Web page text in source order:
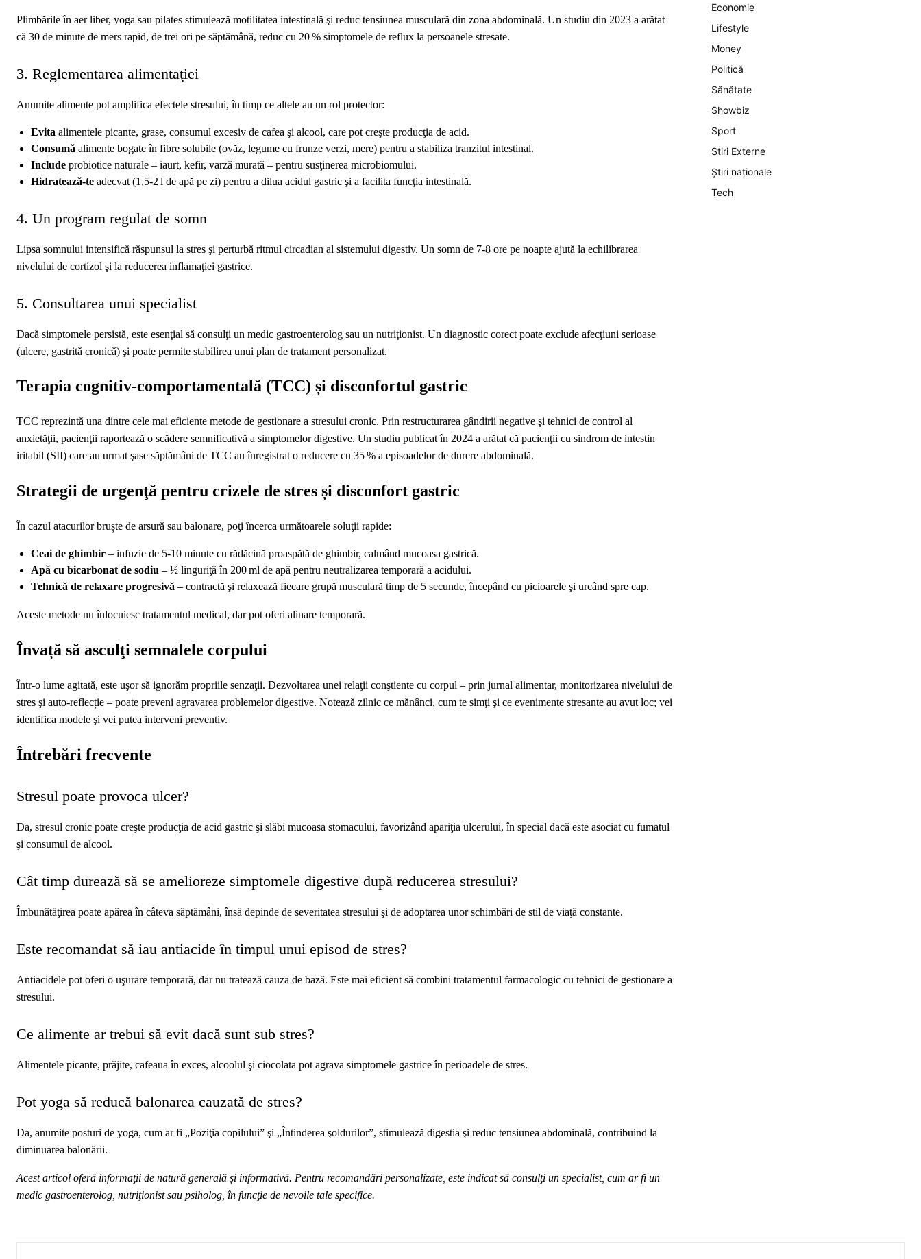
Plimbările în aer liber, yoga sau pilates stimulează motilitatea intestinală şi reduc tensiunea musculară din zona abdominală. Un studiu din 2023 a arătat
că 30 de minute de mers rapid, de trei ori pe săptămână, reduc cu 20 % simptomele de reflux la persoanele stresate.
3. Reglementarea alimentaţiei
Anumite alimente pot amplifica efectele stresului, în timp ce altele au un rol protector:
Evita alimentele picante, grase, consumul excesiv de cafea şi alcool, care pot creşte producţia de acid.
Consumă alimente bogate în fibre solubile (ovăz, legume cu frunze verzi, mere) pentru a stabiliza tranzitul intestinal.
Include probiotice naturale – iaurt, kefir, varză murată – pentru susţinerea microbiomului.
Hidratează-te adecvat (1,5‑2 l de apă pe zi) pentru a dilua acidul gastric şi a facilita funcţia intestinală.
4. Un program regulat de somn
Lipsa somnului intensifică răspunsul la stres şi perturbă ritmul circadian al sistemului digestiv. Un somn de 7‑8 ore pe noapte ajută la echilibrarea
nivelului de cortizol şi la reducerea inflamaţiei gastrice.
5. Consultarea unui specialist
Dacă simptomele persistă, este esenţial să consulţi un medic gastroenterolog sau un nutriţionist. Un diagnostic corect poate exclude afecţiuni serioase
(ulcere, gastrită cronică) şi poate permite stabilirea unui plan de tratament personalizat.
Terapia cognitiv‑comportamentală (TCC) și disconfortul gastric
TCC reprezintă una dintre cele mai eficiente metode de gestionare a stresului cronic. Prin restructurarea gândirii negative şi tehnici de control al
anxietăţii, pacienţii raportează o scădere semnificativă a simptomelor digestive. Un studiu publicat în 2024 a arătat că pacienţii cu sindrom de intestin
iritabil (SII) care au urmat şase săptămâni de TCC au înregistrat o reducere cu 35 % a episoadelor de durere abdominală.
Strategii de urgenţă pentru crizele de stres și disconfort gastric
În cazul atacurilor bruște de arsură sau balonare, poţi încerca următoarele soluţii rapide:
Ceai de ghimbir – infuzie de 5‑10 minute cu rădăcină proaspătă de ghimbir, calmând mucoasa gastrică.
Apă cu bicarbonat de sodiu – ½ linguriţă în 200 ml de apă pentru neutralizarea temporară a acidului.
Tehnică de relaxare progresivă – contractă şi relaxează fiecare grupă musculară timp de 5 secunde, începând cu picioarele şi urcând spre cap.
Aceste metode nu înlocuiesc tratamentul medical, dar pot oferi alinare temporară.
Învață să asculţi semnalele corpului
Într-o lume agitată, este uşor să ignorăm propriile senzaţii. Dezvoltarea unei relaţii conştiente cu corpul – prin jurnal alimentar, monitorizarea nivelului de
stres şi auto‑reflecție – poate preveni agravarea problemelor digestive. Notează zilnic ce mănânci, cum te simţi şi ce evenimente stresante au avut loc; vei
identifica modele şi vei putea interveni preventiv.
Întrebări frecvente
Stresul poate provoca ulcer?
Da, stresul cronic poate creşte producţia de acid gastric şi slăbi mucoasa stomacului, favorizând apariţia ulcerului, în special dacă este asociat cu fumatul
şi consumul de alcool.
Cât timp durează să se amelioreze simptomele digestive după reducerea stresului?
Îmbunătăţirea poate apărea în câteva săptămâni, însă depinde de severitatea stresului şi de adoptarea unor schimbări de stil de viaţă constante.
Este recomandat să iau antiacide în timpul unui episod de stres?
Antiacidele pot oferi o uşurare temporară, dar nu tratează cauza de bază. Este mai eficient să combini tratamentul farmacologic cu tehnici de gestionare a
stresului.
Ce alimente ar trebui să evit dacă sunt sub stres?
Alimentele picante, prăjite, cafeaua în exces, alcoolul şi ciocolata pot agrava simptomele gastrice în perioadele de stres.
Pot yoga să reducă balonarea cauzată de stres?
Da, anumite posturi de yoga, cum ar fi „Poziţia copilului” şi „Întinderea şoldurilor”, stimulează digestia şi reduc tensiunea abdominală, contribuind la
diminuarea balonării.
Acest articol oferă informaţii de natură generală și informativă. Pentru recomandări personalizate, este indicat să consulţi un specialist, cum ar fi un
medic gastroenterolog, nutriţionist sau psiholog, în funcţie de nevoile tale specifice.
Economie
Lifestyle
Money
Politică
Sănătate
Showbiz
Sport
Stiri Externe
Știri naționale
Tech